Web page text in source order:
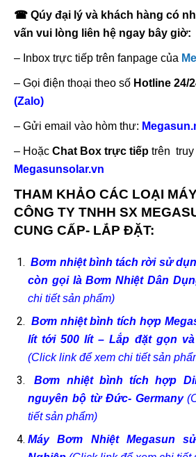
☎ Qúy đại lý và khách hàng có
vấn vui lòng liên hệ ngay bây giờ:
– Inbox trực tiếp trên fanpage của
– Gọi điện thoại theo số Hotline 24/
(Zalo)
– Gửi email vào hòm thư:
– Hoặc Chat Box trực tiếp trên truy
Megasunsolar.vn
THAM KHẢO CÁC LOẠI
CÔNG TY TNHH SX
CUNG CẤP- LẮP ĐẶT:
Bơm nhiệt bình tách rời sử
còn gọi là Bơm Nhiệt Dân
chi tiết sản phẩm)
Bơm nhiệt bình tích hợp
lít tới 500 lít – Lắp đặt gọn
(Click link để xem chi tiết sản
Bơm nhiệt bình tích hợp
nguyên bộ từ Đức- Germany
tiết sản phẩm)
Máy Bơm Nhiệt Megasun